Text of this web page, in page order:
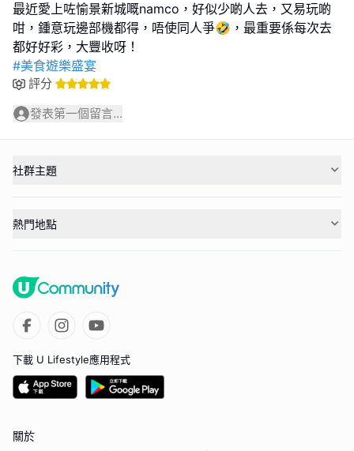
最近愛上咗愉景新城嘅namco，好似少啲人去，又易玩啲
咁，鍾意玩邊部機都得，唔使同人爭🤣，最重要係每次去
#美食遊樂盛宴
評分
發表第一個留言...
社群主題
熱門地點
下載 U Lifestyle應用程式
關於